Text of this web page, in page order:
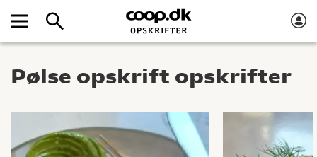
Pølse opskrift opskrifter